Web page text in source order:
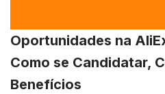
Oportunidades na
Como se Candidatar,
Benefícios